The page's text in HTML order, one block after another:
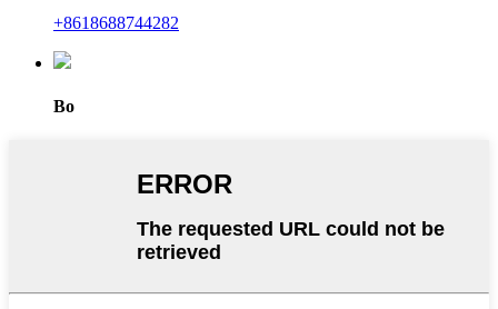
+8618688744282
Bo